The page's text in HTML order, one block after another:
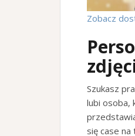
Zobacz
Szukasz
lubi osoba,
się case